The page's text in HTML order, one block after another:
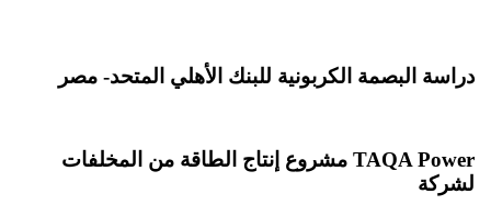
دراسة البصمة الكربونية للبنك الأهلي المتحد- مصر
TAQA Power مشروع إنتاج الطاقة من المخلفات
لشركة